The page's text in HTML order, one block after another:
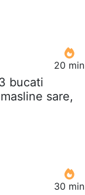
20 min
bucati
sare,
30 min